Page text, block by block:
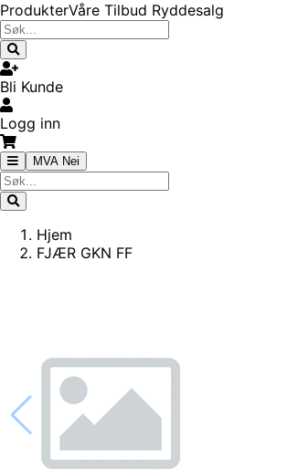
ProdukterVåre Tilbud Ryddesalg
Bli Kunde
Logg inn
MVA Nei
Hjem
FJÆR GKN FF